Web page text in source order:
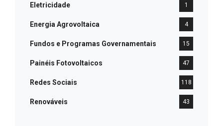
Eletricidade 1
Energia Agrovoltaica 4
Fundos e Programas Governamentais 15
Painéis Fotovoltaicos 47
Redes Sociais 118
Renováveis 43